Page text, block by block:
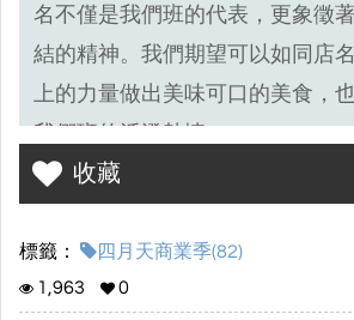
名不僅是我們班的代表，更象徵
結的精神。我們期望可以如同店
上的力量做出美味可口的美食，
我們班的活潑熱情。
收藏
標籤：
四月天商業季(82)
1,963
0